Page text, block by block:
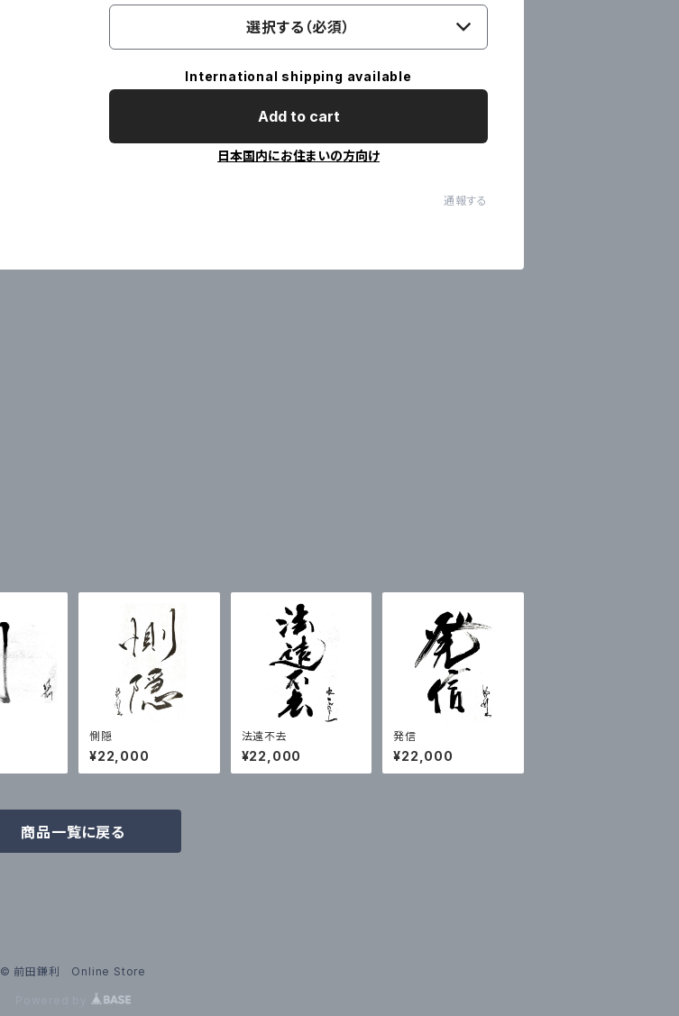
選択する（必須）
International shipping available
Add to cart
日本国内にお住まいの方向け
通報する
惻隠
¥22,000
法遠不去
¥22,000
発信
¥22,000
商品一覧に戻る
© 前田鎌利 Online Store